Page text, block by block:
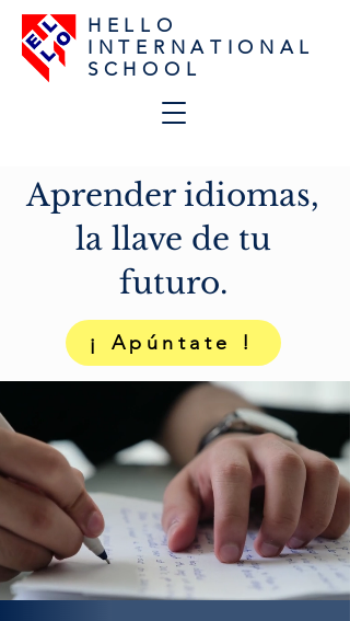
H E L L O
I N T E R N A T I O N A L
S C H O O L
Aprender idiomas,
la llave de tu
futuro.
¡ Apúntate !